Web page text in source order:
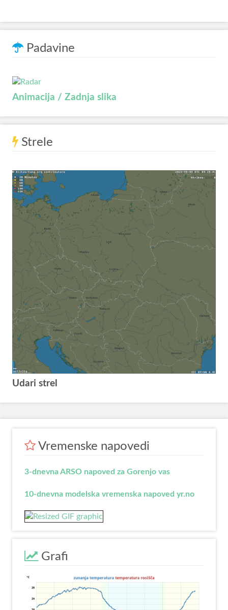
Padavine
Animacija / Zadnja slika
Strele
Udari strel
Vremenske napovedi
3-dnevna ARSO napoved za Gorenjo vas
10-dnevna modelska vremenska napoved yr.no
Grafi